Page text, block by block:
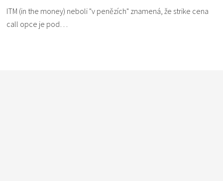
ITM (in the money) neboli "v penězích" znamená, že strike cena
call opce je pod…